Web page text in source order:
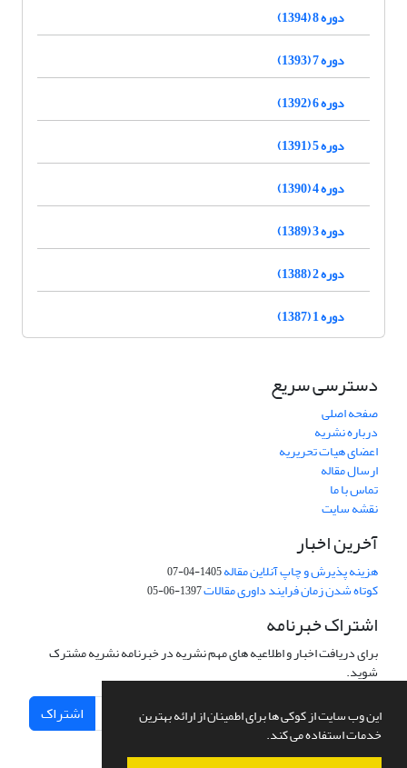
این وب سایت از کوکی ها برای اطمینان از ارائه بهترین
خدمات استفاده می کند.
دوره 8 (1394)
دوره 7 (1393)
دوره 6 (1392)
دوره 5 (1391)
دوره 4 (1390)
دوره 3 (1389)
دوره 2 (1388)
دوره 1 (1387)
دسترسی سریع
صفحه اصلی
درباره نشریه
اعضای هیات تحریریه
ارسال مقاله
تماس با ما
نقشه سایت
آخرین اخبار
هزینه پذیرش و چاپ آنلاین مقاله1405-04-07
کوتاه شدن زمان فرایند داوری مقالات1397-06-05
اشتراک خبرنامه
برای دریافت اخبار و اطلاعیه های مهم نشریه در خبرنامه نشریه مشترک
شوید.
اشتراک